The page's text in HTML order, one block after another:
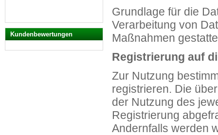
Grundlage für die
Verarbeitung von
Maßnahmen
Registrierung auf
Zur Nutzung
registrieren. Die
der Nutzung des
Registrierung
Andernfalls werden
Kundenbewertungen